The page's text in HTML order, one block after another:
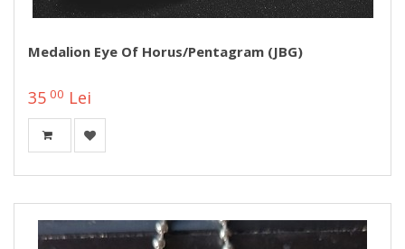
Medalion Eye Of Horus/Pentagram (JBG)
35 00 Lei